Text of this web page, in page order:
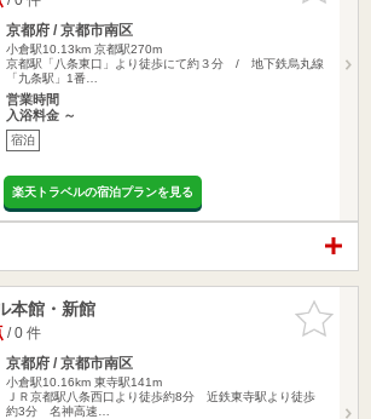
京都府 / 京都市南区
小倉駅10.13km 京都駅270m
京都駅「八条東口」より徒歩にて約３分 / 地下鉄烏丸線
「九条駅」1番…
営業時間
入浴料金 ～
宿泊
楽天トラベルの宿泊プランを見る
お気に入
りに追加
本館・新館
/ 0 件
京都府 / 京都市南区
小倉駅10.16km 東寺駅141m
ＪＲ京都駅八条西口より徒歩約8分 近鉄東寺駅より徒歩
約3分 名神高速…